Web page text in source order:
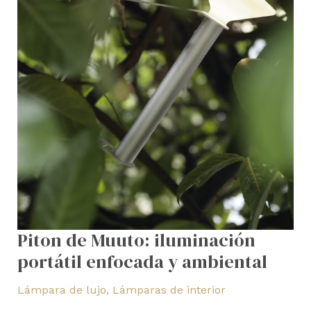
Piton de Muuto: iluminación
portátil enfocada y ambiental
Lámpara de lujo, Lámparas de interior